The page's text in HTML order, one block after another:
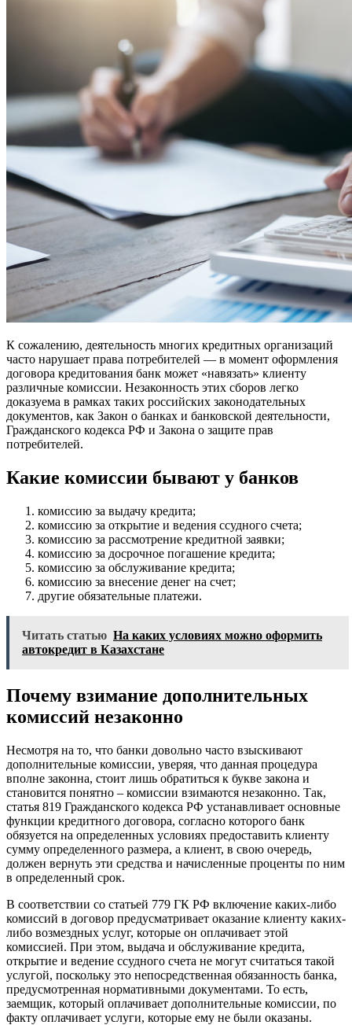
К сожалению, деятельность многих кредитных организаций
часто нарушает права потребителей — в момент оформления
договора кредитования банк может «навязать» клиенту
различные комиссии. Незаконность этих сборов легко
доказуема в рамках таких российских законодательных
документов, как Закон о банках и банковской деятельности,
Гражданского кодекса РФ и Закона о защите прав
потребителей.
Какие комиссии бывают у банков
комиссию за выдачу кредита;
комиссию за открытие и ведения ссудного счета;
комиссию за рассмотрение кредитной заявки;
комиссию за досрочное погашение кредита;
комиссию за обслуживание кредита;
комиссию за внесение денег на счет;
другие обязательные платежи.
Читать статью На каких условиях можно оформить
автокредит в Казахстане
Почему взимание дополнительных
комиссий незаконно
Несмотря на то, что банки довольно часто взыскивают
дополнительные комиссии, уверяя, что данная процедура
вполне законна, стоит лишь обратиться к букве закона и
становится понятно – комиссии взимаются незаконно. Так,
статья 819 Гражданского кодекса РФ устанавливает основные
функции кредитного договора, согласно которого банк
обязуется на определенных условиях предоставить клиенту
сумму определенного размера, а клиент, в свою очередь,
должен вернуть эти средства и начисленные проценты по ним
в определенный срок.
В соответствии со статьей 779 ГК РФ включение каких-либо
комиссий в договор предусматривает оказание клиенту каких-
либо возмездных услуг, которые он оплачивает этой
комиссией. При этом, выдача и обслуживание кредита,
открытие и ведение ссудного счета не могут считаться такой
услугой, поскольку это непосредственная обязанность банка,
предусмотренная нормативными документами. То есть,
заемщик, который оплачивает дополнительные комиссии, по
факту оплачивает услуги, которые ему не были оказаны.